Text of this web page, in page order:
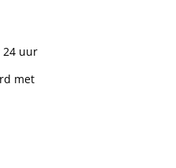
24 uur
met